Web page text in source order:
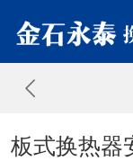
板式换热器